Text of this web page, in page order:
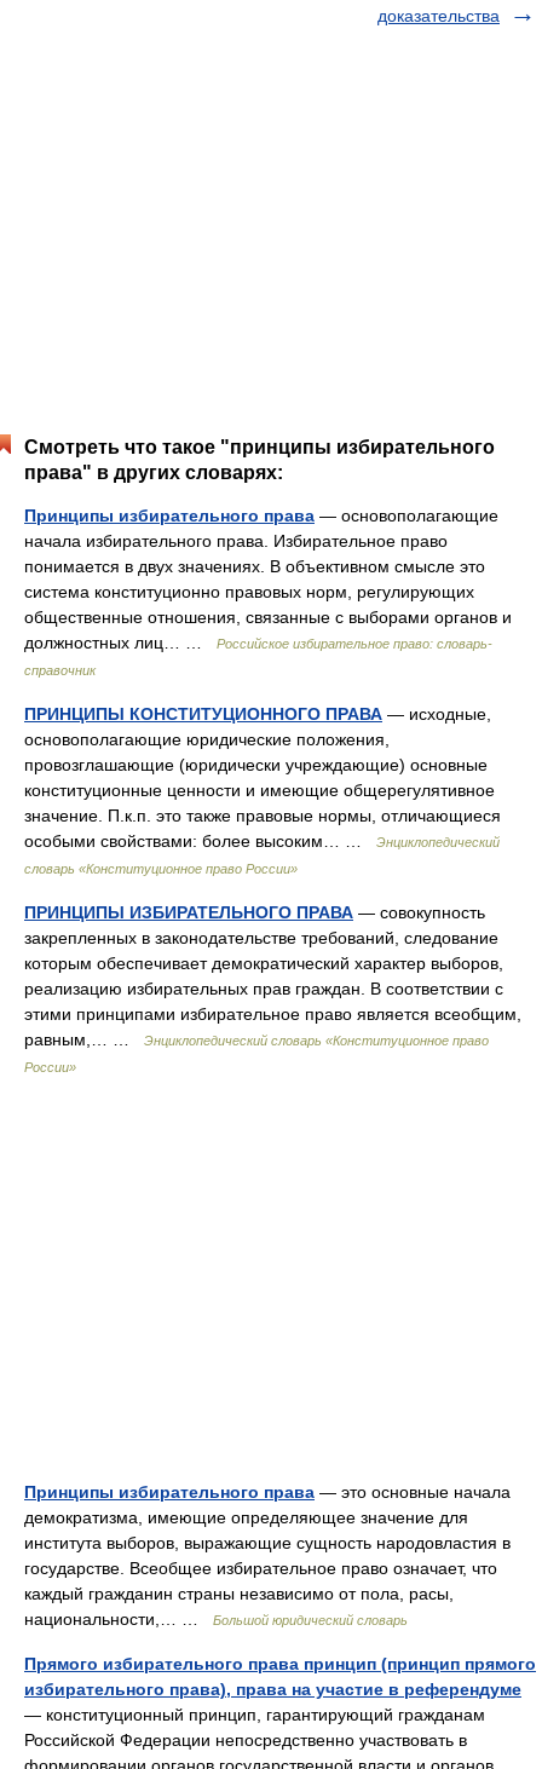
доказательства
Смотреть что такое "принципы избирательного
права" в других словарях:
Принципы избирательного права — основополагающие
начала избирательного права. Избирательное право
понимается в двух значениях. В объективном смысле это
система конституционно правовых норм, регулирующих
общественные отношения, связанные с выборами органов и
должностных лиц… …
Российское избирательное право: словарь-
справочник
ПРИНЦИПЫ КОНСТИТУЦИОННОГО ПРАВА — исходные,
основополагающие юридические положения,
провозглашающие (юридически учреждающие) основные
конституционные ценности и имеющие общерегулятивное
значение. П.к.п. это также правовые нормы, отличающиеся
особыми свойствами: более высоким… …
Энциклопедический
словарь «Конституционное право России»
ПРИНЦИПЫ ИЗБИРАТЕЛЬНОГО ПРАВА — совокупность
закрепленных в законодательстве требований, следование
которым обеспечивает демократический характер выборов,
реализацию избирательных прав граждан. В соответствии с
этими принципами избирательное право является всеобщим,
равным,… …
Энциклопедический словарь «Конституционное право
России»
Принципы избирательного права — это основные начала
демократизма, имеющие определяющее значение для
института выборов, выражающие сущность народовластия в
государстве. Всеобщее избирательное право означает, что
каждый гражданин страны независимо от пола, расы,
национальности,… …
Большой юридический словарь
Прямого избирательного права принцип (принцип прямого
избирательного права), права на участие в референдуме
— конституционный принцип, гарантирующий гражданам
Российской Федерации непосредственно участвовать в